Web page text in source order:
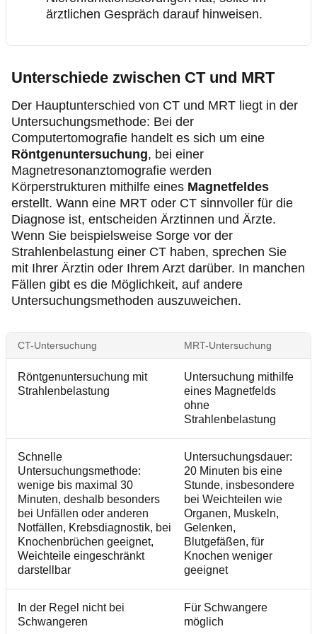
Gelenke
Eine MRT kann veränderte Gewebestrukturen
vermuteten Entzündungen wie einerSepsisoder
Einsatz kommen.
ärztlichen Gespräch darauf hinweisen.
Unterschiede zwischen CT und MRT
Der Hauptunterschied von CT und MRT liegt in der
Untersuchungsmethode: Bei der
Computertomografie handelt es sich um eine
Röntgenuntersuchung, bei einer
Magnetresonanztomografie werden
Körperstrukturen mithilfe eines Magnetfeldes
erstellt. Wann eine MRT oder CT sinnvoller für die
Diagnose ist, entscheiden Ärztinnen und Ärzte.
Wenn Sie beispielsweise Sorge vor der
Strahlenbelastung einer CT haben, sprechen Sie
mit Ihrer Ärztin oder Ihrem Arzt darüber. In manchen
Fällen gibt es die Möglichkeit, auf andere
Untersuchungsmethoden auszuweichen.
CT-Untersuchung MRT-Untersuchung
Röntgenuntersuchung mit
Strahlenbelastung
Untersuchung mithilfe
eines Magnetfelds
ohne
Strahlenbelastung
Schnelle
Untersuchungsmethode:
wenige bis maximal 30
Minuten, deshalb besonders
bei Unfällen oder anderen
Notfällen, Krebsdiagnostik, bei
Knochenbrüchen geeignet,
Weichteile eingeschränkt
darstellbar
Untersuchungsdauer:
20 Minuten bis eine
Stunde, insbesondere
bei Weichteilen wie
Organen, Muskeln,
Gelenken,
Blutgefäßen, für
Knochen weniger
geeignet
In der Regel nicht bei
Schwangeren
Für Schwangere
möglich